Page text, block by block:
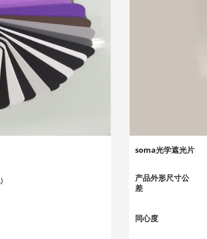
soma光学遮光片
产品外形尺寸公
差
同心度